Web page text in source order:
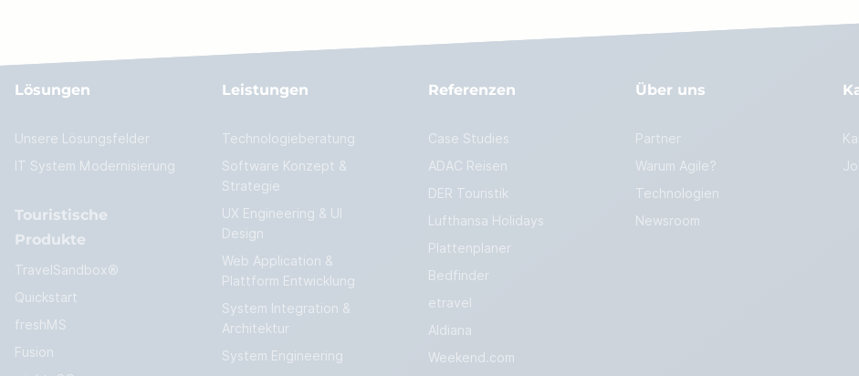
Lösungen
Unsere Lösungsfelder
IT System Modernisierung
Touristische
Produkte
TravelSandbox®
Quickstart
freshMS
Fusion
Leistungen
Technologieberatung
Software Konzept &
Strategie
UX Engineering & UI
Design
Web Application &
Plattform Entwicklung
System Integration &
Architektur
System Engineering
Referenzen
Case Studies
ADAC Reisen
DER Touristik
Lufthansa Holidays
Plattenplaner
Bedfinder
etravel
Aldiana
Weekend.com
Über uns
Partner
Warum Agile?
Technologien
Newsroom